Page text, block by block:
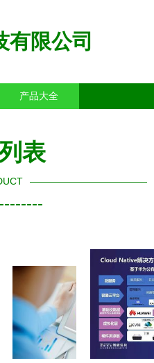
有限公司
产品大全
表